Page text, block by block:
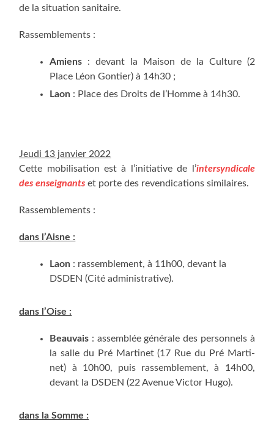
de la situa­tion sanitaire.
Ras­sem­ble­ments :
Amiens : devant la Mai­son de la Culture (2
Place Léon Gon­tier) à 14h30 ;
Laon : Place des Droits de l’Homme à 14h30.
Jeu­di 13 jan­vier 2022
Cette mobi­li­sa­tion est à l’initiative de l’inter­syn­di­cale
des ensei­gnants et porte des reven­di­ca­tions similaires.
Ras­sem­ble­ments :
dans l’Aisne :
Laon : ras­sem­ble­ment, à 11h00, devant la
DSDEN (Cité administrative).
dans l’Oise :
Beau­vais : assem­blée géné­rale des per­son­nels à
la salle du Pré Mar­ti­net (17 Rue du Pré Mar­ti­
net) à 10h00, puis ras­sem­ble­ment, à 14h00,
devant la DSDEN (22 Ave­nue Vic­tor Hugo).
dans la Somme :